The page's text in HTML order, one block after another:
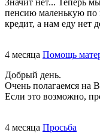
пенсию маленькую по
кредит, а нам еду нет
4 месяца Помощь
Добрый день.
Очень полагаемся на
Если это возможно,
4 месяца Просьба